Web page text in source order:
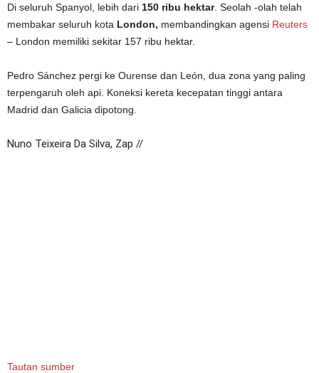
Di seluruh Spanyol, lebih dari 150 ribu hektar. Seolah -olah telah
membakar seluruh kota London, membandingkan agensi Reuters
– London memiliki sekitar 157 ribu hektar.
Pedro Sánchez pergi ke Ourense dan León, dua zona yang paling
terpengaruh oleh api. Koneksi kereta kecepatan tinggi antara
Madrid dan Galicia dipotong.
Nuno Teixeira Da Silva, Zap //
Tautan sumber